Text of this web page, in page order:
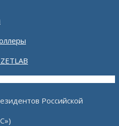
Российской